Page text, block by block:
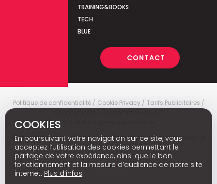
TRAINING&BOOKS
TECH
BLUE
CONTACT
Politique de confidentialité Cookie Privacy
Tarifs Publicitaires
Media Marketingc © 2026 - Media Marketing is not responsible for
the content of external sites.
Nl
COOKIES
En poursuivant votre navigation sur ce site, vous
acceptez l’utilisation des cookies permettant le
partage de votre expérience, ainsi que le bon
fonctionnement et la mesure d’audience de notre site
internet. Plus d’infos